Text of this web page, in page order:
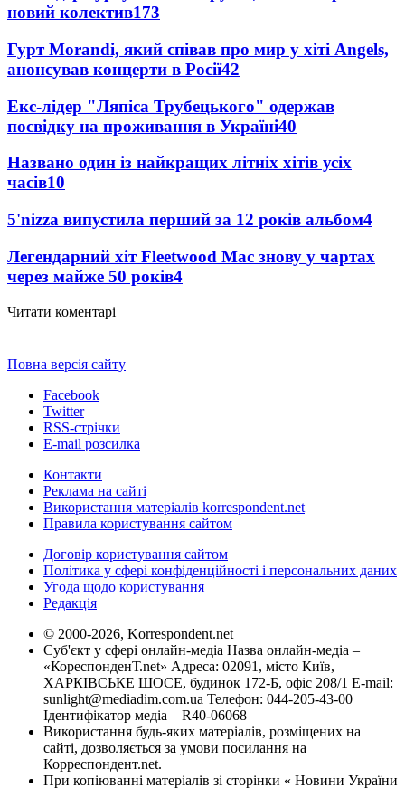
новий колектив173
Гурт Morandi, який співав про мир у хіті Angels,
анонсував концерти в Росії42
Екс-лідер "Ляпіса Трубецького" одержав
посвідку на проживання в Україні40
Названо один із найкращих літніх хітів усіх
часів10
5'nizza випустила перший за 12 років альбом4
Легендарний хіт Fleetwood Mac знову у чартах
через майже 50 років4
Читати коментарі
Повна версія сайту
Facebook
Twitter
RSS-стрічки
E-mail розсилка
Контакти
Реклама на сайті
Використання матеріалів korrespondent.net
Правила користування сайтом
Договір користування сайтом
Політика у сфері конфіденційності і персональних даних
Угода щодо користування
Редакція
© 2000-2026, Korrespondent.net
Суб'єкт у сфері онлайн-медіа Назва онлайн-медіа –
«КореспонденТ.net» Адреса: 02091, місто Київ,
ХАРКІВСЬКЕ ШОСЕ, будинок 172-Б, офіс 208/1 E-mail:
sunlight@mediadim.com.ua Телефон: 044-205-43-00
Ідентифікатор медіа – R40-06068
Використання будь-яких матеріалів, розміщених на
сайті, дозволяється за умови посилання на
Корреспондент.net.
При копіюванні матеріалів зі сторінки « Новини України